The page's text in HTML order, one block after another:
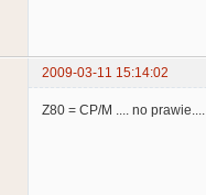
2009-03-11 15:14:02
Z80 = CP/M .... no prawie....